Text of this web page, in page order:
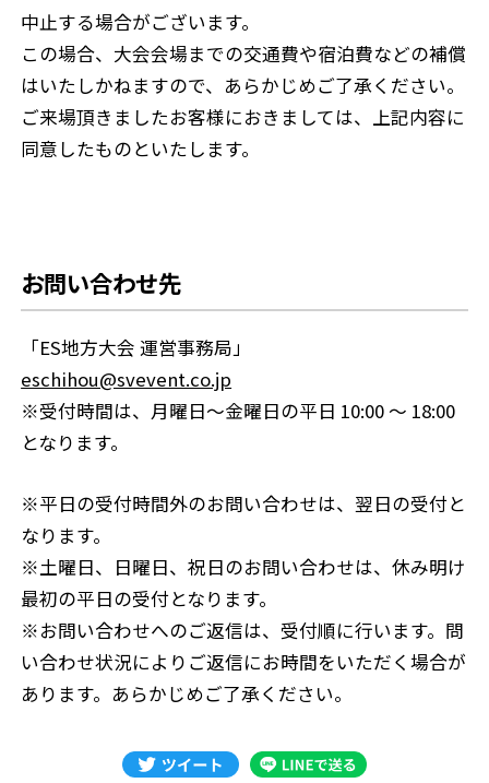
中止する場合がございます。
この場合、大会会場までの交通費や宿泊費などの補償
はいたしかねますので、あらかじめご了承ください。
ご来場頂きましたお客様におきましては、上記内容に
同意したものといたします。
お問い合わせ先
「ES地方大会 運営事務局」
eschihou@svevent.co.jp
※受付時間は、月曜日〜金曜日の平日 10:00 〜 18:00
となります。
※平日の受付時間外のお問い合わせは、翌日の受付と
なります。
※土曜日、日曜日、祝日のお問い合わせは、休み明け
最初の平日の受付となります。
※お問い合わせへのご返信は、受付順に行います。問
い合わせ状況によりご返信にお時間をいただく場合が
あります。あらかじめご了承ください。